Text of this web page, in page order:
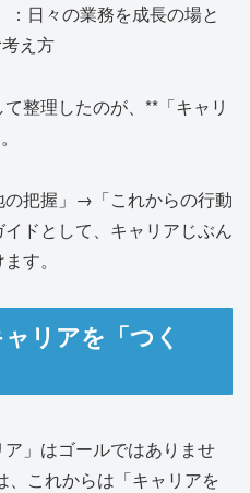
：日々の業務を成長の場と
え方
整理したのが、**「キャリ
の把握」→「これからの行動
ドとして、キャリアじぶん
す。
リアを「つく
ア」はゴールではありませ
、これからは「キャリアを